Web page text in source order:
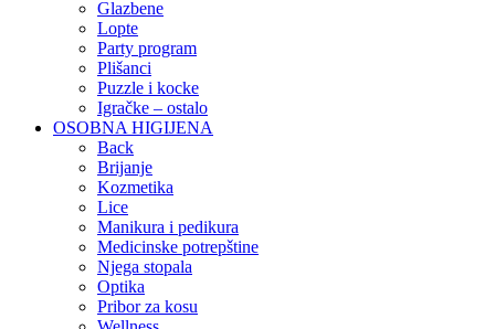
Glazbene
Lopte
Party program
Plišanci
Puzzle i kocke
Igračke – ostalo
OSOBNA HIGIJENA
Back
Brijanje
Kozmetika
Lice
Manikura i pedikura
Medicinske potrepštine
Njega stopala
Optika
Pribor za kosu